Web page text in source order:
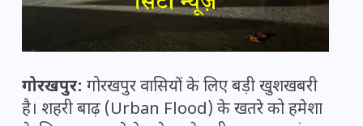
गोरखपुर: गोरखपुर वासियों के लिए बड़ी खुशखबरी
है। शहरी बाढ़ (Urban Flood) के खतरे को हमेशा